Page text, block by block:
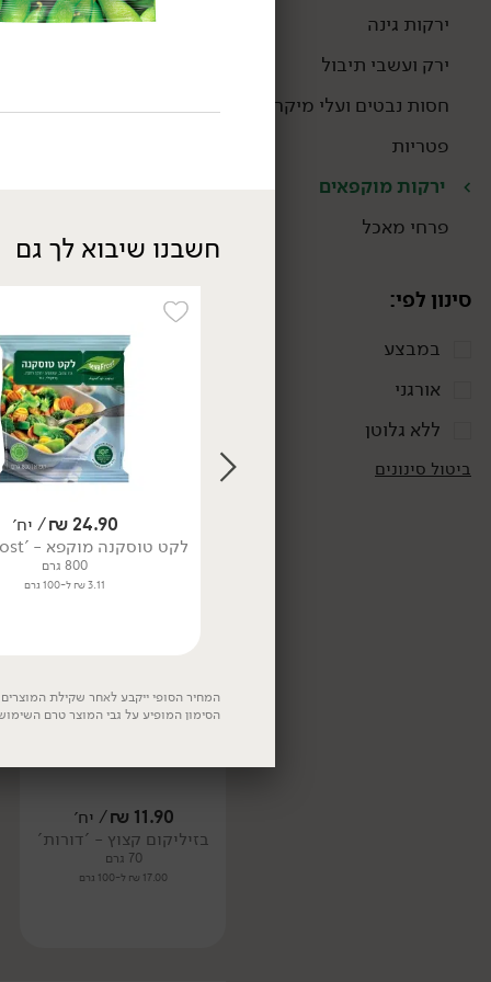
ירקות גינה
ירק ועשבי תיבול
חסות נבטים ועלי מיקרו
פטריות
ירקות מוקפאים
פרחי מאכל
סינון לפי:
במבצע
אורגני
ללא גלוטן
ביטול סינונים
₪/ יח׳
מיקס שום ושום שחור -
'דורות'
80 גרם
11.90
₪/ יח׳
בזיליקום קצוץ - 'דורות'
70 גרם
17.00 ₪ ל-100 גרם
חשבנו שיבוא לך גם
24.90
₪/ יח׳
לקט טוסקנה מוקפא - 'TevaFrost'
800 גרם
3.11 ₪ ל-100 גרם
המחיר הסופי ייקבע לאחר שקילת
הסימון המופיע על גבי המוצר טרם